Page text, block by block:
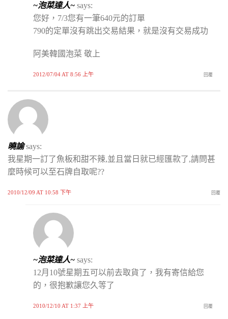
~泡菜達人~ says:
您好，7/3您有一筆640元的訂單
790的定單沒有跳出交易結果，就是沒有交易成功
阿美韓國泡菜 敬上
2012/07/04 AT 8:56 上午 回覆
曉諭 says:
我星期一訂了魚板和甜不辣,並且當日就已經匯款了,請問甚
麼時候可以至石牌自取呢??
2010/12/09 AT 10:58 下午 回覆
~泡菜達人~ says:
12月10號星期五可以前去取貨了，我有寄信給您
的，很抱歉讓您久等了
2010/12/10 AT 1:37 上午 回覆